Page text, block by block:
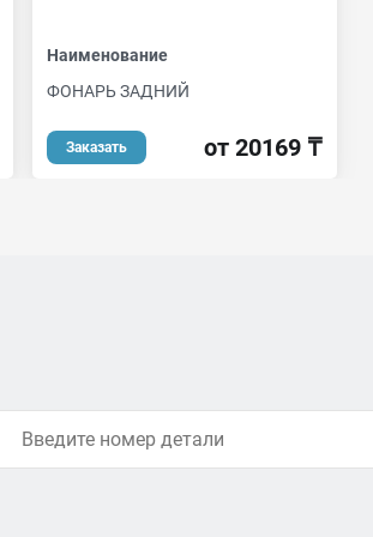
Наименование
ФОНАРЬ ЗАДНИЙ
Заказать от 20169 ₸